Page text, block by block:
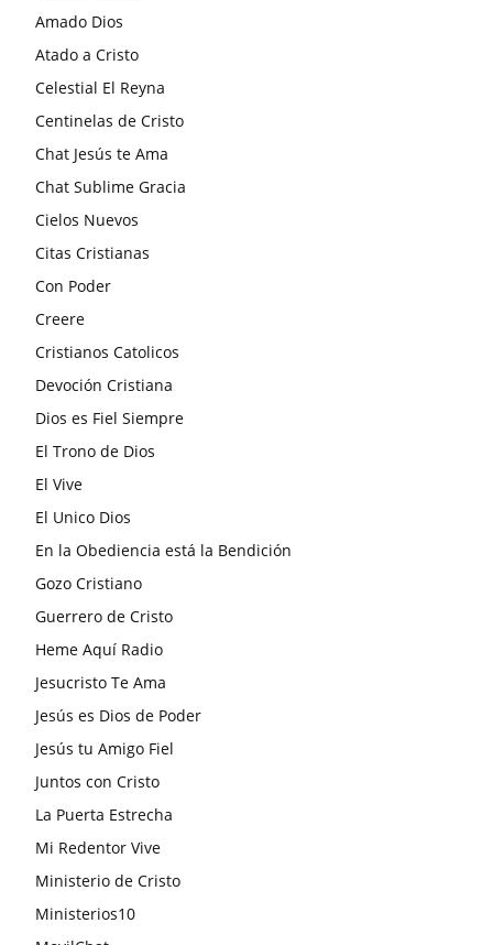
Amado Dios
Atado a Cristo
Celestial El Reyna
Centinelas de Cristo
Chat Jesús te Ama
Chat Sublime Gracia
Cielos Nuevos
Citas Cristianas
Con Poder
Creere
Cristianos Catolicos
Devoción Cristiana
Dios es Fiel Siempre
El Trono de Dios
El Vive
El Unico Dios
En la Obediencia está la Bendición
Gozo Cristiano
Guerrero de Cristo
Heme Aquí Radio
Jesucristo Te Ama
Jesús es Dios de Poder
Jesús tu Amigo Fiel
Juntos con Cristo
La Puerta Estrecha
Mi Redentor Vive
Ministerio de Cristo
Ministerios10